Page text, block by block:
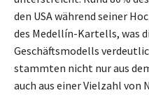
den USA während seiner
des Medellín-Kartells, was
Geschäftsmodells
stammten nicht nur aus
auch aus einer Vielzahl von